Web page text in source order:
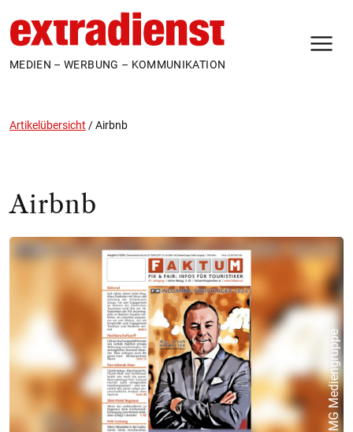
MEDIEN – WERBUNG – KOMMUNIKATION
Artikelübersicht /Airbnb
Airbnb
MG Mediengruppe